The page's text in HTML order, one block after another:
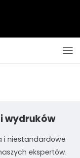
wydruków
i niestandardowe
ekspertów.